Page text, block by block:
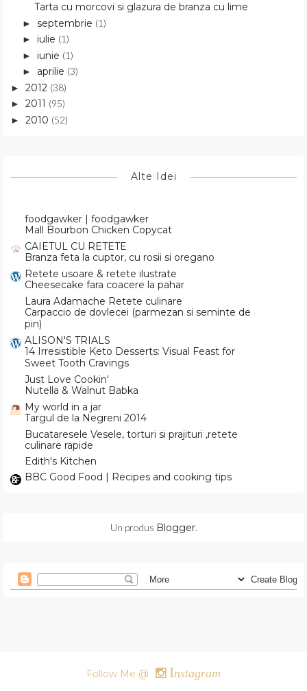
Tarta cu morcovi si glazura de branza cu lime
► septembrie (1)
► iulie (1)
► iunie (1)
► aprilie (3)
► 2012 (38)
► 2011 (95)
► 2010 (52)
Alte Idei
foodgawker | foodgawker
Mall Bourbon Chicken Copycat
CAIETUL CU RETETE
Branza feta la cuptor, cu rosii si oregano
Retete usoare & retete ilustrate
Cheesecake fara coacere la pahar
Laura Adamache Retete culinare
Carpaccio de dovlecei (parmezan si seminte de
pin)
ALISON'S TRIALS
14 Irresistible Keto Desserts: Visual Feast for
Sweet Tooth Cravings
Just Love Cookin'
Nutella & Walnut Babka
My world in a jar
Targul de la Negreni 2014
Bucataresele Vesele, torturi si prajituri ,retete
culinare rapide
Edith's Kitchen
BBC Good Food | Recipes and cooking tips
Un produs Blogger.
Follow Me @ Instagram